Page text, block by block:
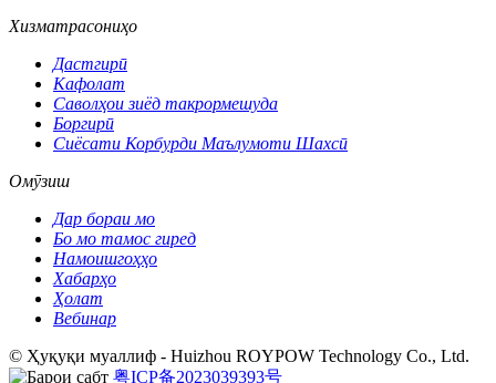
Хизматрасониҳо
Дастгирӣ
Кафолат
Саволҳои зиёд такрормешуда
Боргирӣ
Сиёсати Корбурди Маълумоти Шахсӣ
Омӯзиш
Дар бораи мо
Бо мо тамос гиред
Намоишгоҳҳо
Хабарҳо
Ҳолат
Вебинар
© Ҳуқуқи муаллиф - Huizhou ROYPOW Technology Co., Ltd.
粤ICP备2023039393号